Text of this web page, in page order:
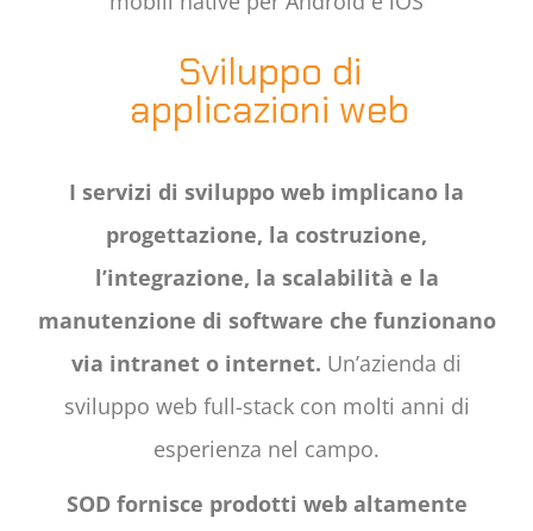
Sviluppo di
applicazioni web
I servizi di sviluppo web implicano la
progettazione, la costruzione,
l’integrazione, la scalabilità e la
manutenzione di software che funzionano
via intranet o internet. Un’azienda di
sviluppo web full-stack con molti anni di
esperienza nel campo.
SOD fornisce prodotti web altamente